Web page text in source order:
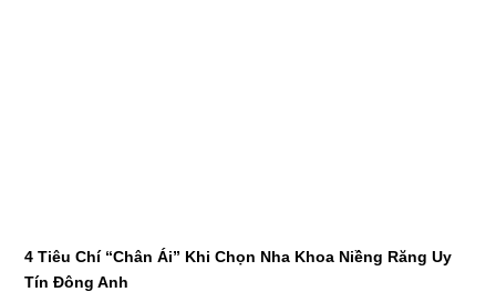
4 Tiêu Chí “Chân Ái” Khi Chọn Nha Khoa Niềng Răng Uy
Tín Đông Anh